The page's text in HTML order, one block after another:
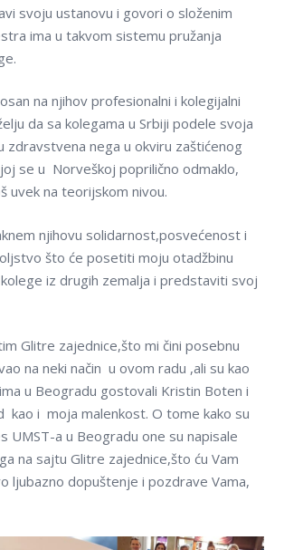
svoju ustanovu i govori o složenim
ima u takvom sistemu pružanja
na njihov profesionalni i kolegijalni
da sa kolegama u Srbiji podele svoja
zdravstvena nega u okviru zaštićenog
se u Norveškoj poprilično odmaklo,
uvek na teorijskom nivou.
njihovu solidarnost,posvećenost i
što će posetiti moju otadžbinu
iz drugih zemalja i predstaviti svoj
Glitre zajednice,što mi čini posebnu
na neki način u ovom radu ,ali su kao
u Beogradu gostovali Kristin Boten i
kao i moja malenkost. O tome kako su
UMST-a u Beogradu one su napisale
na sajtu Glitre zajednice,što ću Vam
ljubazno dopuštenje i pozdrave Vama,